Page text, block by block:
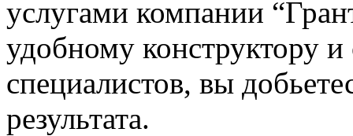
услугами компании
удобному конструктору
специалистов, вы
результата.